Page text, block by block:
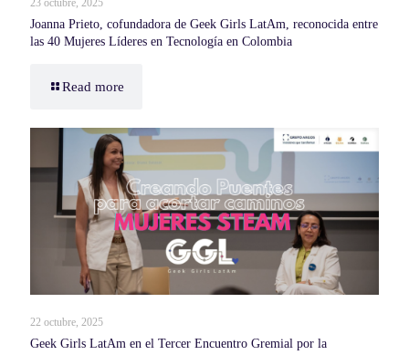
23 octubre, 2025
Joanna Prieto, cofundadora de Geek Girls LatAm, reconocida entre
las 40 Mujeres Líderes en Tecnología en Colombia
Read more
22 octubre, 2025
Geek Girls LatAm en el Tercer Encuentro Gremial por la